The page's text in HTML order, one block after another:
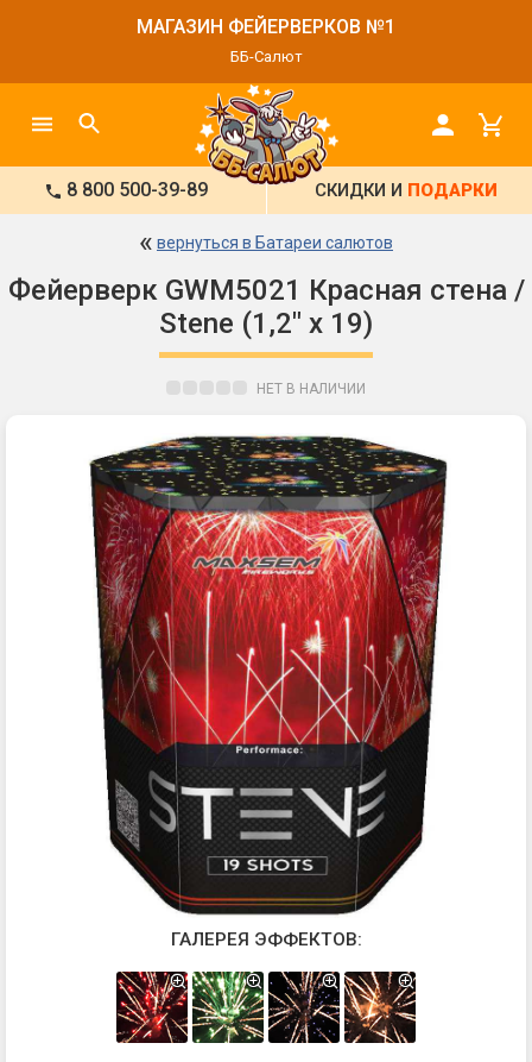
МАГАЗИН ФЕЙЕРВЕРКОВ №1
ББ-Салют
8 800 500-39-89 СКИДКИ И ПОДАРКИ
« вернуться в Батареи салютов
Фейерверк GWM5021 Красная стена /
Stene (1,2" х 19)
НЕТ В НАЛИЧИИ
ГАЛЕРЕЯ ЭФФЕКТОВ: